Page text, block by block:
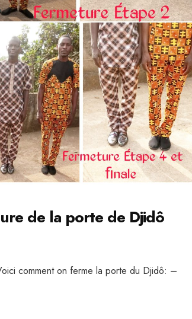
de la porte de Djidô
comment on ferme la porte du Djidô: –